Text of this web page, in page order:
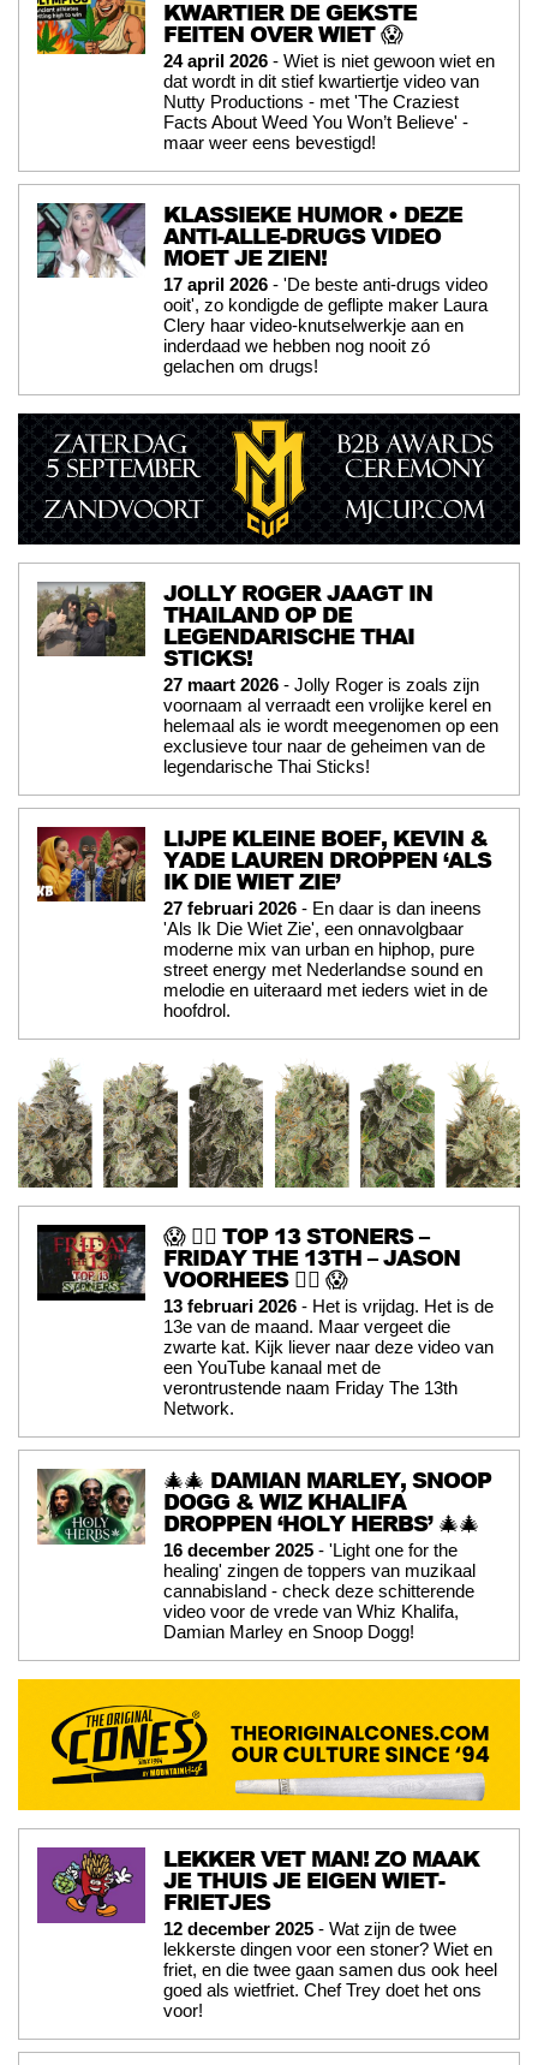
KWARTIER DE GEKSTE
FEITEN OVER WIET 😱
24 april 2026 - Wiet is niet gewoon wiet en
dat wordt in dit stief kwartiertje video van
Nutty Productions - met 'The Craziest
Facts About Weed You Won’t Believe' -
maar weer eens bevestigd!
KLASSIEKE HUMOR • DEZE
ANTI-ALLE-DRUGS VIDEO
MOET JE ZIEN!
17 april 2026 - 'De beste anti-drugs video
ooit', zo kondigde de geflipte maker Laura
Clery haar video-knutselwerkje aan en
inderdaad we hebben nog nooit zó
gelachen om drugs!
JOLLY ROGER JAAGT IN
THAILAND OP DE
LEGENDARISCHE THAI
STICKS!
27 maart 2026 - Jolly Roger is zoals zijn
voornaam al verraadt een vrolijke kerel en
helemaal als ie wordt meegenomen op een
exclusieve tour naar de geheimen van de
legendarische Thai Sticks!
LIJPE KLEINE BOEF, KEVIN &
YADE LAUREN DROPPEN ‘ALS
IK DIE WIET ZIE’
27 februari 2026 - En daar is dan ineens
'Als Ik Die Wiet Zie', een onnavolgbaar
moderne mix van urban en hiphop, pure
street energy met Nederlandse sound en
melodie en uiteraard met ieders wiet in de
hoofdrol.
😱 🧟‍♂️ TOP 13 STONERS –
FRIDAY THE 13TH – JASON
VOORHEES 🧟‍♂️ 😱
13 februari 2026 - Het is vrijdag. Het is de
13e van de maand. Maar vergeet die
zwarte kat. Kijk liever naar deze video van
een YouTube kanaal met de
verontrustende naam Friday The 13th
Network.
🎄🎄 DAMIAN MARLEY, SNOOP
DOGG & WIZ KHALIFA
DROPPEN ‘HOLY HERBS’ 🎄🎄
16 december 2025 - 'Light one for the
healing' zingen de toppers van muzikaal
cannabisland - check deze schitterende
video voor de vrede van Whiz Khalifa,
Damian Marley en Snoop Dogg!
LEKKER VET MAN! ZO MAAK
JE THUIS JE EIGEN WIET-
FRIETJES
12 december 2025 - Wat zijn de twee
lekkerste dingen voor een stoner? Wiet en
friet, en die twee gaan samen dus ook heel
goed als wietfriet. Chef Trey doet het ons
voor!